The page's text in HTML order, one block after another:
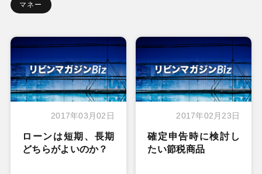
マネー
2017年03月02日
ローンは短期、長期
どちらがよいのか？
2017年02月23日
確定申告時に検討し
たい節税商品